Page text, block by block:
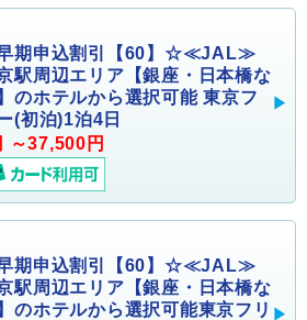
期申込割引【60】☆≪JAL≫
駅周辺エリア【銀座・日本橋な
のホテルから選択可能 東京フ
(初泊)1泊4日
～37,500円
期申込割引【60】☆≪JAL≫
駅周辺エリア【銀座・日本橋な
のホテルから選択可能東京フリ